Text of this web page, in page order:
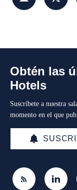
Obtén las
Hotels
Suscríbete a nuestra
momento en el que